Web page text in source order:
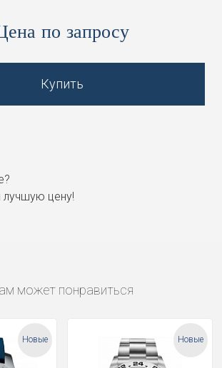
по запросу
Купить
цену!
может понравиться
Новые Новые